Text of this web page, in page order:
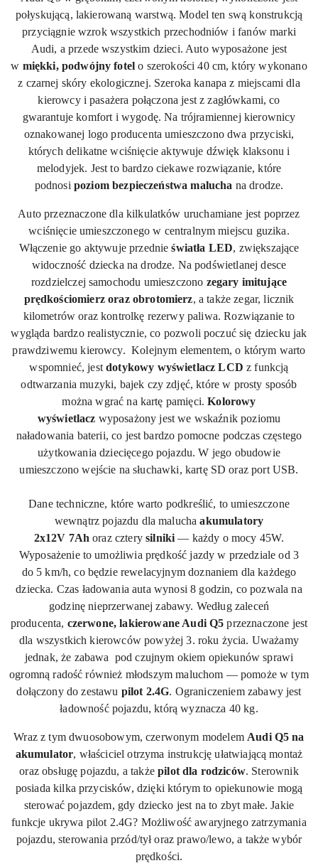
połyskującą, lakierowaną warstwą. Model ten swą konstrukcją
przyciągnie wzrok wszystkich przechodniów i fanów marki
Audi, a przede wszystkim dzieci. Auto wyposażone jest
w miękki, podwójny fotel o szerokości 40 cm, który wykonano
z czarnej skóry ekologicznej. Szeroka kanapa z miejscami dla
kierowcy i pasażera połączona jest z zagłówkami, co
gwarantuje komfort i wygodę. Na trójramiennej kierownicy
oznakowanej logo producenta umieszczono dwa przyciski,
których delikatne wciśnięcie aktywuje dźwięk klaksonu i
melodyjek. Jest to bardzo ciekawe rozwiązanie, które
podnosi poziom bezpieczeństwa malucha na drodze.
Auto przeznaczone dla kilkulatków uruchamiane jest poprzez
wciśnięcie umieszczonego w centralnym miejscu guzika.
Włączenie go aktywuje przednieświatła LED, zwiększające
widoczność dziecka na drodze. Na podświetlanej desce
rozdzielczej samochodu umieszczono zegary imitujące
prędkościomierz oraz obrotomierz, a także zegar, licznik
kilometrów oraz kontrolkę rezerwy paliwa. Rozwiązanie to
wygląda bardzo realistycznie, co pozwoli poczuć się dziecku jak
prawdziwemu kierowcy. Kolejnym elementem, o którym warto
wspomnieć, jest dotykowy wyświetlacz LCD z funkcją
odtwarzania muzyki, bajek czy zdjęć, które w prosty sposób
można wgrać na kartę pamięci.Kolorowy
wyświetlacz wyposażony jest we wskaźnik poziomu
naładowania baterii, co jest bardzo pomocne podczas częstego
użytkowania dziecięcego pojazdu. W jego obudowie
umieszczono wejście na słuchawki, kartę SD oraz port USB.
Dane techniczne, które warto podkreślić, to umieszczone
wewnątrz pojazdu dla malucha akumulatory
2x12V 7Ah oraz czterysilniki— każdy o mocy 45W.
Wyposażenie to umożliwia prędkość jazdy w przedziale od 3
do 5 km/h, co będzie rewelacyjnym doznaniem dla każdego
dziecka. Czas ładowania auta wynosi 8 godzin, co pozwala na
godzinę nieprzerwanej zabawy. Według zaleceń
producenta, czerwone, lakierowane Audi Q5 przeznaczone jest
dla wszystkich kierowców powyżej 3. roku życia. Uważamy
jednak, że zabawa pod czujnym okiem opiekunów sprawi
ogromną radość również młodszym maluchom — pomoże w tym
dołączony do zestawu pilot 2.4G. Ograniczeniem zabawy jest
ładowność pojazdu, którą wyznacza 40 kg.
Wraz z tym dwuosobowym, czerwonym modelemAudi Q5 na
akumulator, właściciel otrzyma instrukcję ułatwiającą montaż
oraz obsługę pojazdu, a takżepilot dla rodziców. Sterownik
posiada kilka przycisków, dzięki którym to opiekunowie mogą
sterować pojazdem, gdy dziecko jest na to zbyt małe. Jakie
funkcje ukrywa pilot 2.4G? Możliwość awaryjnego zatrzymania
pojazdu, sterowania przód/tył oraz prawo/lewo, a także wybór
prędkości.